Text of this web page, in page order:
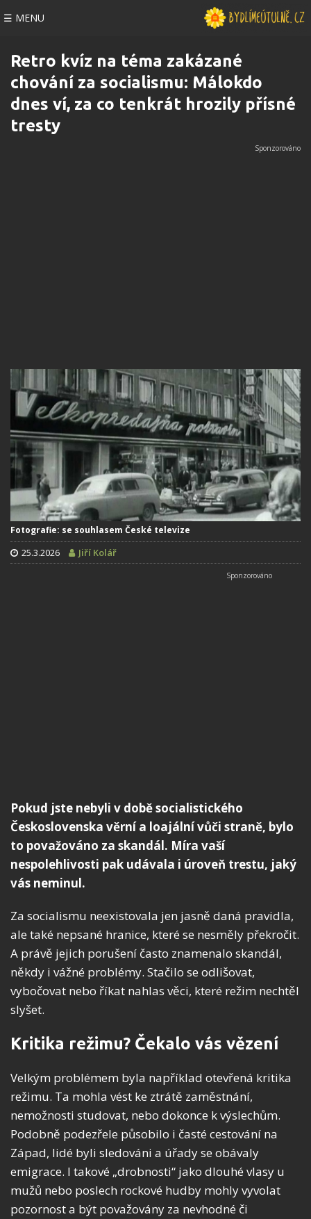
☰ MENU
Retro kvíz na téma zakázané
chování za socialismu: Málokdo
dnes ví, za co tenkrát hrozily přísné
tresty
Fotografie: se souhlasem České televize
25.3.2026 Jiří Kolář
Pokud jste nebyli v době socialistického
Československa věrní a loajální vůči straně, bylo
to považováno za skandál. Míra vaší
nespolehlivosti pak udávala i úroveň trestu, jaký
vás neminul.
Za socialismu neexistovala jen jasně daná pravidla,
ale také nepsané hranice, které se nesměly překročit.
A právě jejich porušení často znamenalo skandál,
někdy i vážné problémy. Stačilo se odlišovat,
vybočovat nebo říkat nahlas věci, které režim nechtěl
slyšet.
Kritika režimu? Čekalo vás vězení
Velkým problémem byla například otevřená kritika
režimu. Ta mohla vést ke ztrátě zaměstnání,
nemožnosti studovat, nebo dokonce k výslechům.
Podobně podezřele působilo i časté cestování na
Západ, lidé byli sledováni a úřady se obávaly
emigrace. I takové „drobnosti“ jako dlouhé vlasy u
mužů nebo poslech rockové hudby mohly vyvolat
pozornost a být považovány za nevhodné či